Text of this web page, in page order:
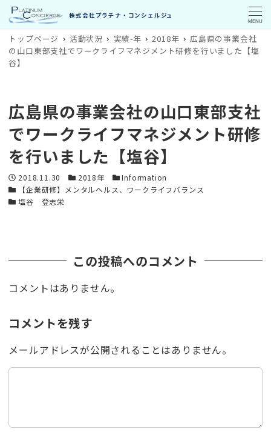
MENU
トップページ 活動状況 実績-年 2018年
広島県の事業会社
の山口東部支社でワークライフマネジメント研修を行いました【塩
谷】
広島県の事業会社の山口東部支社
でワークライフマネジメント研修
を行いました【塩谷】
投稿日
2018.11.30 カテゴリー
2018年 カテゴリー
Information
カテゴリー
【企業研修】メンタルヘルス、ワークライフバランス
カテゴリー
塩谷 登志栄
この投稿へのコメント
コメントはありません。
コメントを残す
メールアドレスが公開されることはありません。